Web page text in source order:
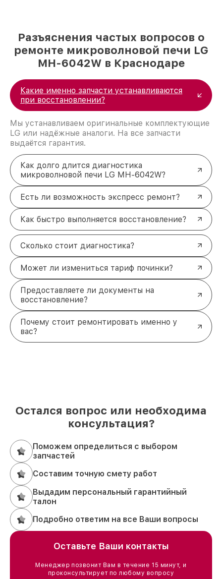
Разъяснения частых вопросов о
ремонте микроволновой печи LG
MH-6042W в Краснодаре
Какие именно запчасти устанавливаются
при восстановлении?
Мы устанавливаем оригинальные комплектующие
LG или надёжные аналоги. На все запчасти
выдаётся гарантия.
Как долго длится диагностика
микроволновой печи LG MH-6042W?
Есть ли возможность экспресс ремонт?
Как быстро выполняется восстановление?
Сколько стоит диагностика?
Может ли измениться тариф починки?
Предоставляете ли документы на
восстановление?
Почему стоит ремонтировать именно у
вас?
Остался вопрос или необходима
консультация?
Поможем определиться с выбором
запчастей
Составим точную смету работ
Выдадим персональный гарантийный
талон
Подробно ответим на все Ваши вопросы
Оставьте Ваши контакты
Менеджер позвонит Вам в течение 15 минут, и
проконсультирует по любому вопросу